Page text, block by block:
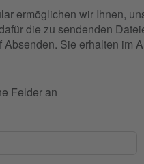
ermöglichen wir Ihnen,
die zu sendenden
Absenden. Sie erhalten im
Felder an